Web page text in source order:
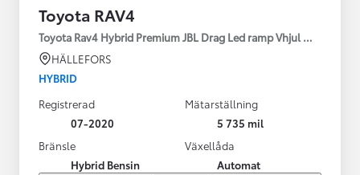
Toyota RAV4
Toyota Rav4 Hybrid Premium JBL Drag Led ramp Vhjul motorv
HÄLLEFORS
HYBRID
Registrerad
07-2020
Mätarställning
5 735 mil
Bränsle
Hybrid Bensin
Växellåda
Automat